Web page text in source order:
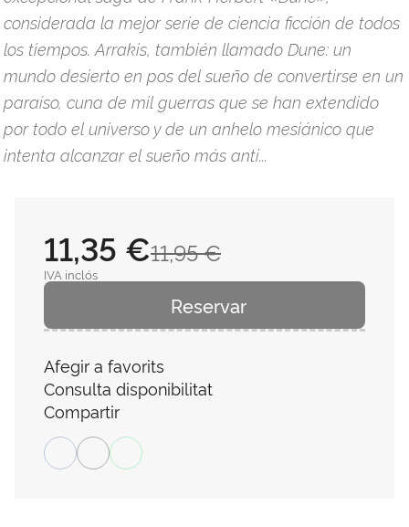
considerada la mejor serie de ciencia ficción de todos
los tiempos. Arrakis, también llamado Dune: un
mundo desierto en pos del sueño de convertirse en un
paraíso, cuna de mil guerras que se han extendido
por todo el universo y de un anhelo mesiánico que
intenta alcanzar el sueño más anti...
11,95 €
11,35 €
IVA inclós
Reservar
Afegir a favorits
Consulta disponibilitat
Compartir